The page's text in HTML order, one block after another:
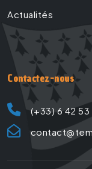
Actualités
Contactez-nous
(+33) 6 42